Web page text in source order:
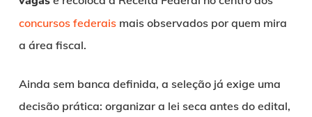
concursos federaismais observados por quem mira
a área fiscal.
Ainda sem banca definida, a seleção já exige uma
decisão prática: organizar a lei seca antes do edital,